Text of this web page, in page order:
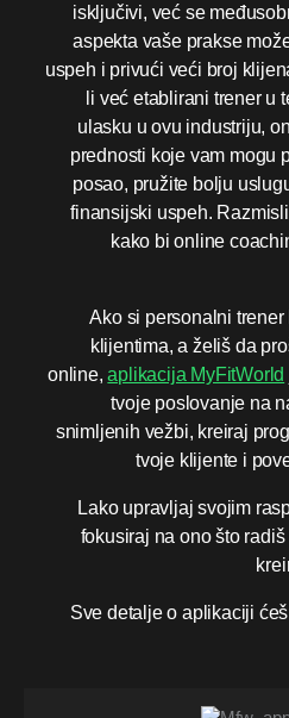
isključivi, već se
aspekta vaše prakse
uspeh i privući veći broj
li već etablirani trener u
ulasku u ovu industriju,
prednosti koje vam mogu
posao, pružite bolju
finansijski uspeh.
kako bi online
Ako si personalni
klijentima, a želiš da
online,aplikacija MyFitWorld
tvoje poslovanje na
snimljenih vežbi, kreiraj
tvoje klijente i
Lako upravljaj svojim
fokusiraj na ono što
Sve detalje o aplikaciji